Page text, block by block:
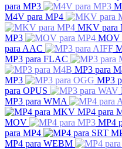
para MP3
M4V para MP4
MKV para
MP3
MOV
para AAC
MP3 para FLAC
MP3 para
MP3
MP3
para OPUS
MP3 para WMA
MP4 para
MOV
MP4
para MP4
MP4 para WEBM